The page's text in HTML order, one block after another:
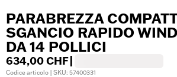
PARABREZZA
SGANCIO RAPIDO
DA 14 POLLICI
634,00 CHF
Codice articolo | SKU: 57400331